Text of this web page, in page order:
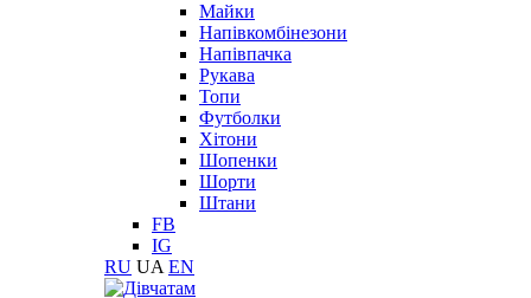
Майки
Напівкомбінезони
Напівпачка
Рукава
Топи
Футболки
Хітони
Шопенки
Шорти
Штани
FB
IG
RU UA EN